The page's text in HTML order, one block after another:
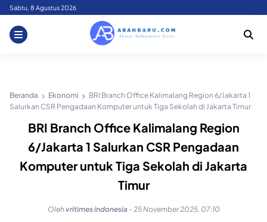
Skip
content
Sabtu, 8 Agustus 2026
Beranda Ekonomi
BRI Branch Office Kalimalang Region 6/Jakarta 1
Salurkan CSR Pengadaan Komputer untuk Tiga Sekolah di Jakarta Timur
BRI Branch Office Kalimalang Region
6/Jakarta 1 Salurkan CSR Pengadaan
Komputer untuk Tiga Sekolah di Jakarta
Timur
Oleh vritimes indonesia - 25 November 2025, 07:10